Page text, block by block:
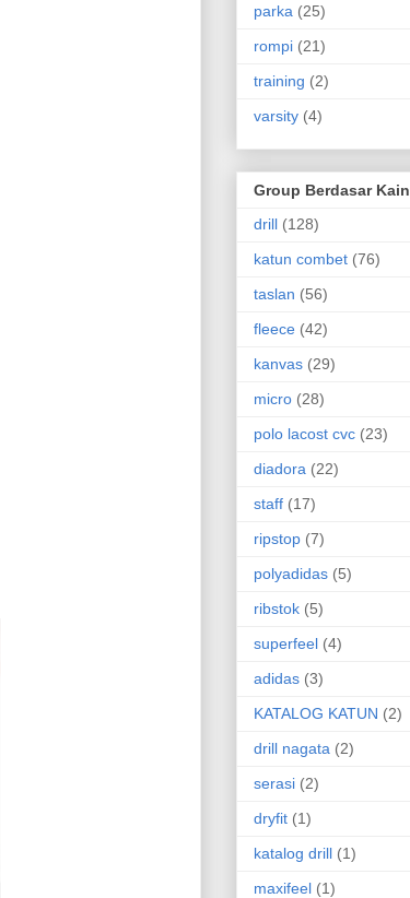
parka (25)
rompi (21)
training (2)
varsity (4)
Group Berdasar Kain
drill (128)
katun combet (76)
taslan (56)
fleece (42)
kanvas (29)
micro (28)
polo lacost cvc (23)
diadora (22)
staff (17)
ripstop (7)
polyadidas (5)
ribstok (5)
superfeel (4)
adidas (3)
KATALOG KATUN (2)
drill nagata (2)
serasi (2)
dryfit (1)
katalog drill (1)
maxifeel (1)